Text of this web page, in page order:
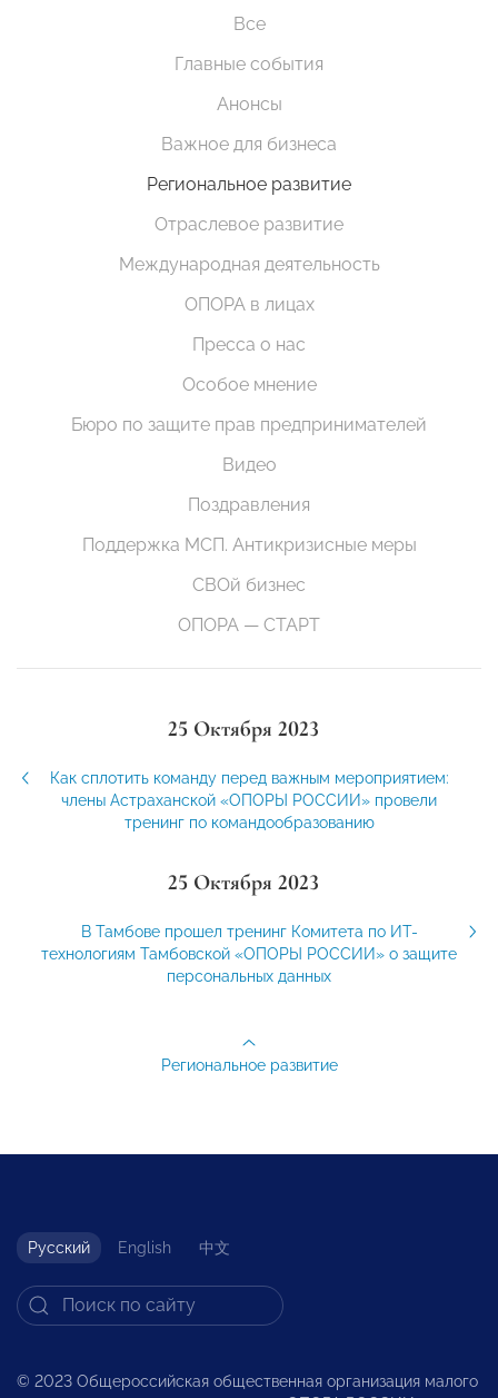
Все
Главные события
Анонсы
Важное для бизнеса
Региональное развитие
Отраслевое развитие
Международная деятельность
ОПОРА в лицах
Пресса о нас
Особое мнение
Бюро по защите прав предпринимателей
Видео
Поздравления
Поддержка МСП. Антикризисные меры
СВОй бизнес
ОПОРА — СТАРТ
25 Октября 2023
Как сплотить команду перед важным мероприятием:
члены Астраханской «ОПОРЫ РОССИИ» провели
тренинг по командообразованию
25 Октября 2023
В Тамбове прошел тренинг Комитета по ИТ-
технологиям Тамбовской «ОПОРЫ РОССИИ» о защите
персональных данных
Региональное развитие
Русский English 中文
© 2023 Общероссийская общественная организация малого